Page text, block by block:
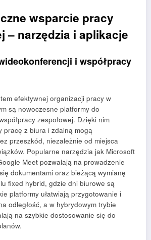
wsparcie pracy
– narzędzia i aplikacje
i współpracy
efektywnej organizacji pracy w
są nowoczesne platformy do
zespołowej. Dzięki nim
pracę z biura i zdalną mogą
przeszkód, niezależnie od miejsca
Popularne narzędzia jak Microsoft
Meet pozwalają na prowadzenie
dokumentami oraz bieżącą wymianę
fixed hybrid, gdzie dni biurowe są
platformy ułatwiają przygotowanie i
odległość, a w hybrydowym trybie
na szybkie dostosowanie się do